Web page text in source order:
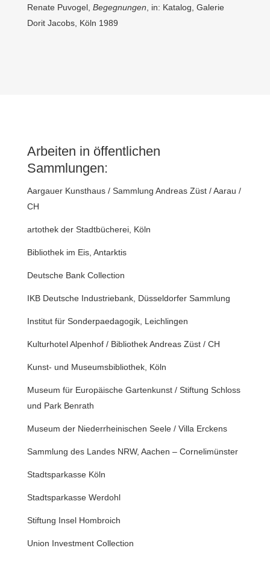
Renate Puvogel, Begegnungen , in: Katalog, Galerie
Dorit Jacobs, Köln 1989
Arbeiten in öffentlichen
Sammlungen:
Aargauer Kunsthaus / Sammlung Andreas Züst / Aarau /
CH
artothek der Stadtbücherei, Köln
Bibliothek im Eis, Antarktis
Deutsche Bank Collection
IKB Deutsche Industriebank, Düsseldorfer Sammlung
Institut für Sonderpaedagogik, Leichlingen
Kulturhotel Alpenhof / Bibliothek Andreas Züst / CH
Kunst- und Museumsbibliothek, Köln
Museum für Europäische Gartenkunst / Stiftung Schloss
und Park Benrath
Museum der Niederrheinischen Seele / Villa Erckens
Sammlung des Landes NRW, Aachen – Cornelimünster
Stadtsparkasse Köln
Stadtsparkasse Werdohl
Stiftung Insel Hombroich
Union Investment Collection